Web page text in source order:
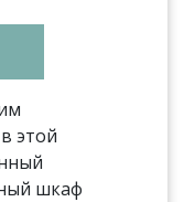
этой
шкаф